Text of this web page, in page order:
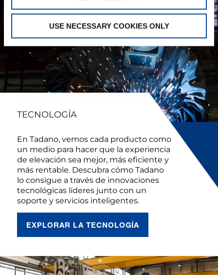
USE NECESSARY COOKIES ONLY
TECNOLOGÍA
En Tadano, vemos cada producto como
un medio para hacer que la experiencia
de elevación sea mejor, más eficiente y
más rentable. Descubra cómo Tadano
lo consigue a través de innovaciones
tecnológicas líderes junto con un
soporte y servicios inteligentes.
EXPLORAR LA TECNOLOGÍA